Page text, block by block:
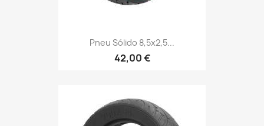
Pneu Sólido 8,5x2,5...
42,00 €